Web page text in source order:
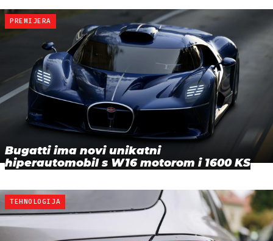
PREMIJERA
Bugatti ima novi unikatni
hiperautomobil s W16 motorom i 1600 KS
TEHNOLOGIJA